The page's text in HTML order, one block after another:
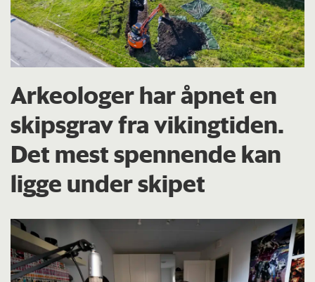
Arkeologer har åpnet en
skipsgrav fra vikingtiden.
Det mest spennende kan
ligge under skipet